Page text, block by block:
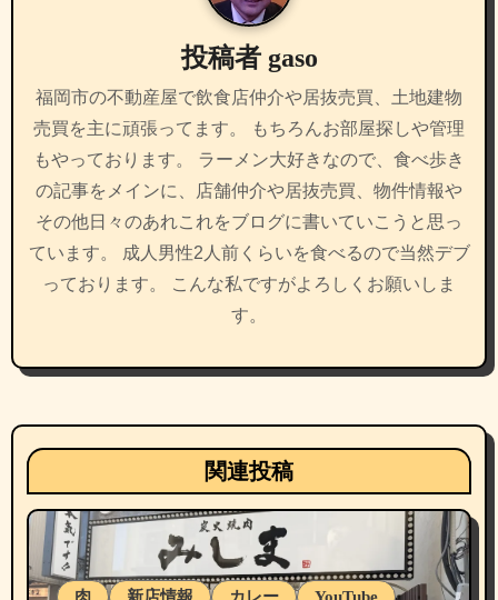
投稿者 gaso
福岡市の不動産屋で飲食店仲介や居抜売買、土地建物
売買を主に頑張ってます。 もちろんお部屋探しや管理
もやっております。 ラーメン大好きなので、食べ歩き
の記事をメインに、店舗仲介や居抜売買、物件情報や
その他日々のあれこれをブログに書いていこうと思っ
ています。 成人男性2人前くらいを食べるので当然デブ
っております。 こんな私ですがよろしくお願いしま
す。
関連投稿